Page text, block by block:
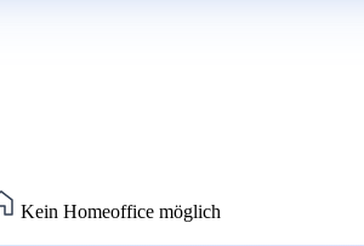
Kein Homeoffice möglich